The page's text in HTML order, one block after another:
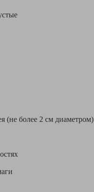
(не более 2 см диаметром)